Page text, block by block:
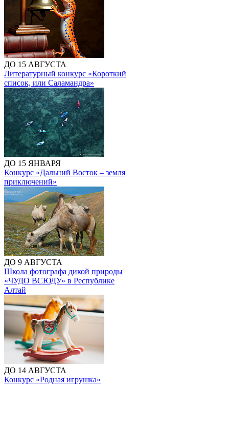
ДО 15 АВГУСТА
Литературный конкурс «Короткий
список, или Саламандра»
ДО 15 ЯНВАРЯ
Конкурс «Дальний Восток – земля
приключений»
ДО 9 АВГУСТА
Школа фотографа дикой природы
«ЧУДО ВСЮДУ» в Республике
Алтай
ДО 14 АВГУСТА
Конкурс «Родная игрушка»